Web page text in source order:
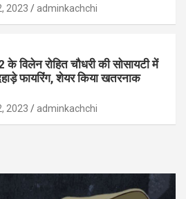
2023 adminkachchi
विलेन रोहित चौधरी की सोसायटी में
फायरिंग, शेयर किया खतरनाक
2023 adminkachchi